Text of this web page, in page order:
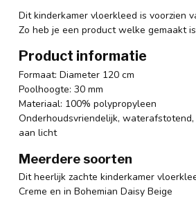
Dit kinderkamer vloerkleed is voorzien
Zo heb je een product welke gemaakt
Product informatie
Formaat: Diameter 120 cm
Poolhoogte: 30 mm
Materiaal: 100% polypropyleen
Onderhoudsvriendelijk,
aan licht
Meerdere soorten
Dit heerlijk zachte kinderkamer
Creme en in Bohemian Daisy Beige